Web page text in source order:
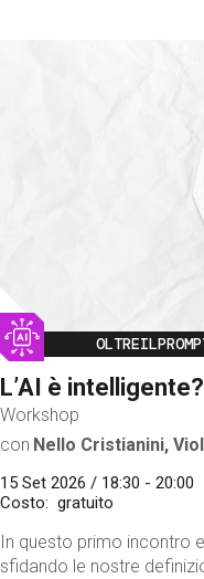
Image
L’AI è intelligente?
Workshop
con Nello Cristianini,
15 Set 2026 / 18:30 - 20:00
Costo
gratuito
In questo primo incontro
sfidando le nostre